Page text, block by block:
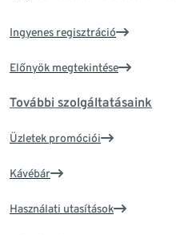
Ingyenes regisztráció
Előnyök megtekintése
További szolgáltatásaink
Üzletek promóciói
Kávébár
Használati utasítások